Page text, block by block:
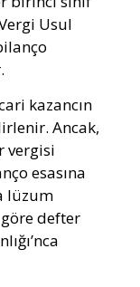
Usul
kazancın
Ancak,
vergisi
esasına
lüzum
defter